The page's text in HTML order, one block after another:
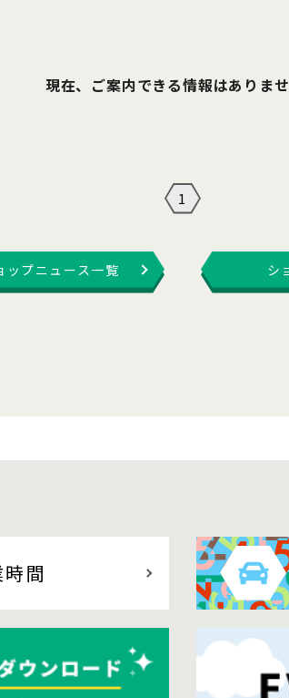
現在、ご案内できる情報はありませ
1
ップニュース一覧 シ
間